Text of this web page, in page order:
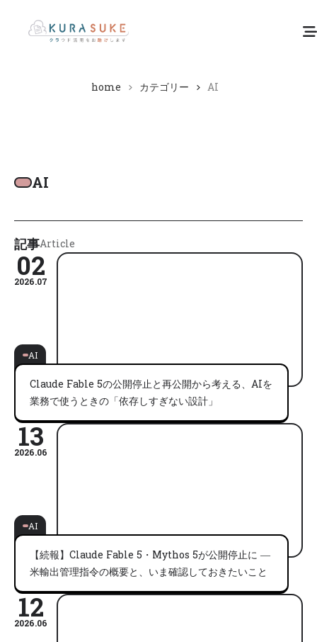
home カテゴリー AI
AI
記事Article
02
2026.07
AI
Claude Fable 5の公開停止と再公開から考える、AIを
業務で使うときの「依存しすぎない設計」
13
2026.06
AI
【続報】Claude Fable 5・Mythos 5が公開停止に ―
米輸出管理指令の概要と、いま確認しておきたいこと
12
2026.06